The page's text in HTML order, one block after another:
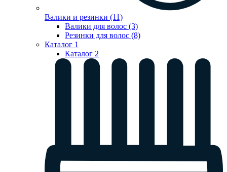
Валики и резинки (11)
Валики для волос (3)
Резинки для волос (8)
Каталог 1
Каталог 2